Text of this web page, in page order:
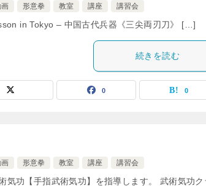
画 形意拳 教室 講座 講習会
in Tokyo – 中国古代兵器《三尖両刃刀》 […]
続きを読む
0 0
画 形意拳 教室 講座 講習会
気功【手指武術気功】を指導します。 武術気功ク